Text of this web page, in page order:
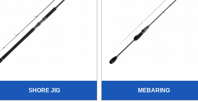
SHORE JIG MEBARING